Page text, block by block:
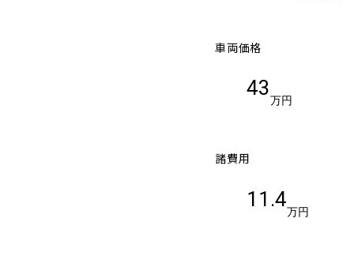
車両価格
43
万円
諸費用
11.4
万円